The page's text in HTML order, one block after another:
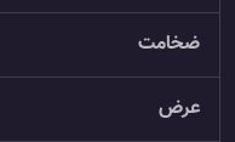
ضخامت
عرض